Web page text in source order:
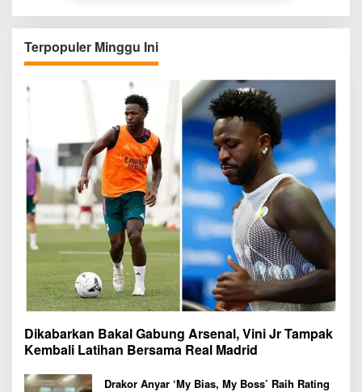
Terpopuler Minggu Ini
Dikabarkan Bakal Gabung Arsenal, Vini Jr Tampak
Kembali Latihan Bersama Real Madrid
Drakor Anyar ‘My Bias, My Boss’ Raih Rating